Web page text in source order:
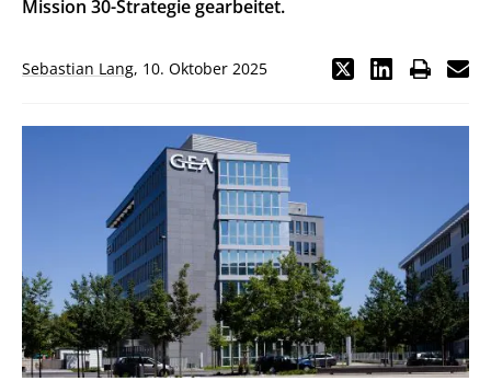
Mission 30-Strategie gearbeitet.
Sebastian Lang, 10. Oktober 2025